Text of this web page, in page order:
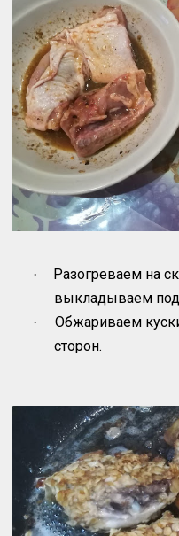
·
Разогреваем на
выкладываем
·
Обжариваем
сторон.